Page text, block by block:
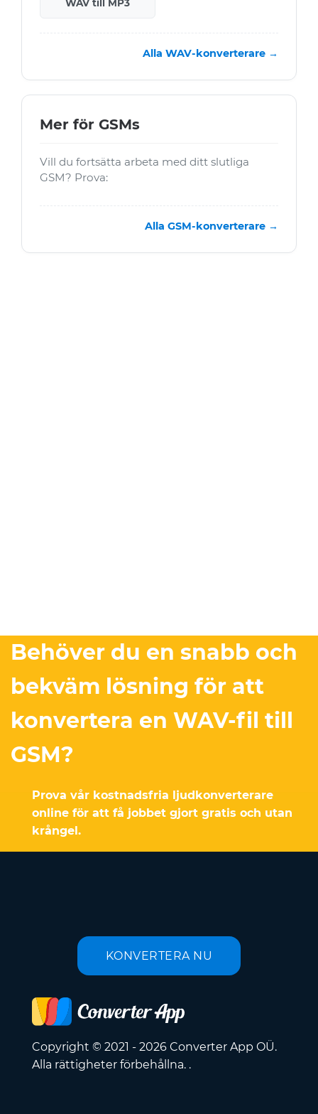
WAV till MP3
Alla WAV-konverterare →
Mer för GSMs
Vill du fortsätta arbeta med ditt slutliga
GSM? Prova:
Alla GSM-konverterare →
Behöver du en snabb och
bekväm lösning för att
konvertera en WAV-fil till
GSM?
Prova vår kostnadsfria ljudkonverterare
online för att få jobbet gjort gratis och utan
krångel.
KONVERTERA NU
Copyright © 2021 - 2026 Converter App OÜ.
Alla rättigheter förbehållna. .